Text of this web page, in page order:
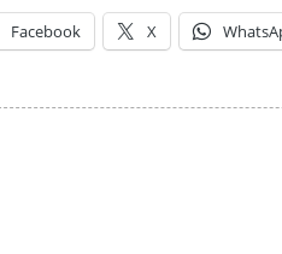
Facebook X